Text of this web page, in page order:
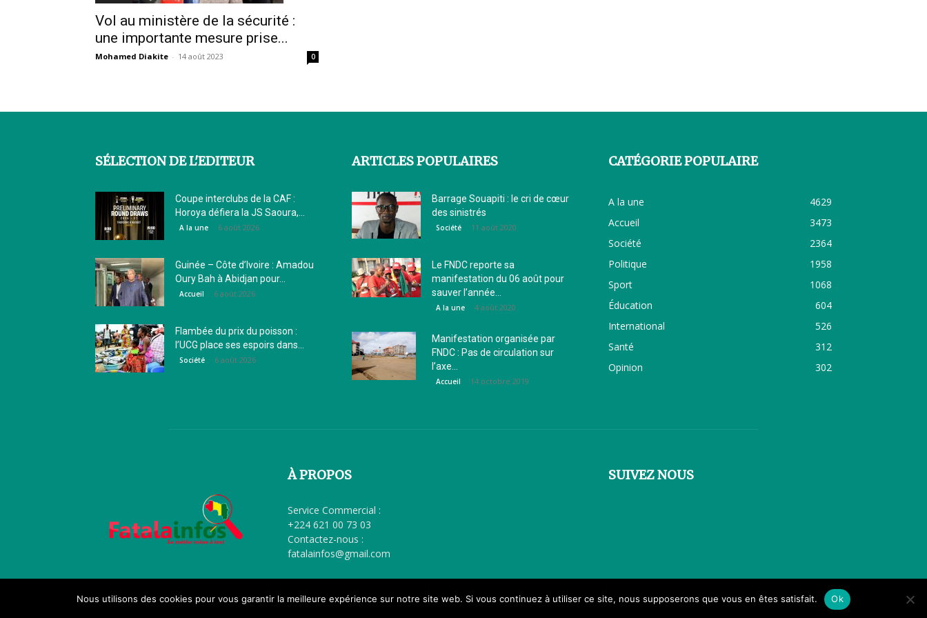
Vol au ministère de la sécurité :
une importante mesure prise...
Mohamed Diakite - 14 août 2023 0
SÉLECTION DE L'EDITEUR
Coupe interclubs de la CAF :
Horoya défiera la JS Saoura,...
A la une 6 août 2026
Guinée – Côte d’Ivoire : Amadou
Oury Bah à Abidjan pour...
Accueil 6 août 2026
Flambée du prix du poisson :
l’UCG place ses espoirs dans...
Société 6 août 2026
ARTICLES POPULAIRES
Barrage Souapiti : le cri de cœur
des sinistrés
Société 11 août 2020
Le FNDC reporte sa
manifestation du 06 août pour
sauver l’année...
A la une 4 août 2020
Manifestation organisée par
FNDC : Pas de circulation sur
l’axe...
Accueil 14 octobre 2019
CATÉGORIE POPULAIRE
A la une
4629
Accueil
3473
Société
2364
Politique
1958
Sport
1068
Éducation
604
International
526
Santé
312
Opinion
302
À PROPOS
Service Commercial :
+224 621 00 73 03
Contactez-nous :
fatalainfos@gmail.com
SUIVEZ NOUS
Culture Femme à la Une FATALA TV
© Tous droits réservés Fatalainfos.com
Nous utilisons des cookies pour vous garantir la meilleure expérience sur notre site web. Si vous continuez à utiliser ce site, nous supposerons que vous en êtes satisfait. Ok